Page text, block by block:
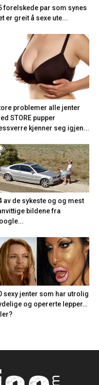
forelskede par som synes
er greit å sexe ute...
problemer alle jenter
STORE pupper
kjenner seg igjen...
av de sykeste og og mest
bildene fra
sexy jenter som har utrolig
og opererte lepper…